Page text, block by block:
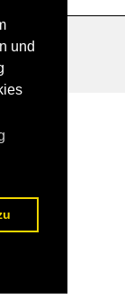
Kontakt
und